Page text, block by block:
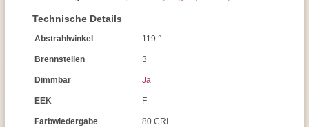
Technische Details
Abstrahlwinkel 119 °
Brennstellen 3
Dimmbar Ja
EEK F
Farbwiedergabe 80 CRI